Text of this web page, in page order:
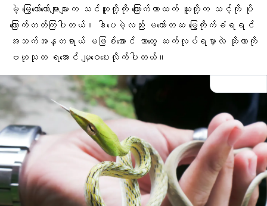
မဲ့ မြွေတော်တော်များများက သင်သူတို့ကို ကြောက်တာထက် သူတို့က သင့်ကို ပို
ကြောက်တတ်ကြပါတယ်။ ဒါပေမဲ့လည်း မတော်တဆ မြွေကိုက်ခံရရင်
အသက်အန္တရာယ် မဖြစ်အောင် ဘာတွေ ဆက်လုပ်ရမှာလဲ ဆိုတာကို
ဗဟုသုတ ရအောင် မျှဝေပေးလိုက်ပါတယ်။